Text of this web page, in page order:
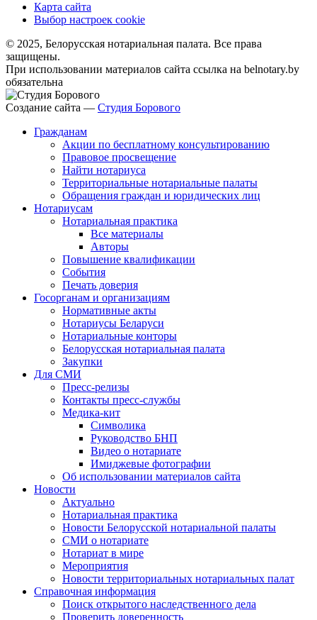
Карта сайта
Выбор настроек cookie
© 2025, Белорусская нотариальная палата. Все права
защищены.
При использовании материалов сайта ссылка на belnotary.by
обязательна
Создание сайта — Студия Борового
Гражданам
Акции по бесплатному консультированию
Правовое просвещение
Найти нотариуса
Территориальные нотариальные палаты
Обращения граждан и юридических лиц
Нотариусам
Нотариальная практика
Все материалы
Авторы
Повышение квалификации
События
Печать доверия
Госорганам и организациям
Нормативные акты
Нотариусы Беларуси
Нотариальные конторы
Белорусская нотариальная палата
Закупки
Для СМИ
Пресс-релизы
Контакты пресс-службы
Медика-кит
Символика
Руководство БНП
Видео о нотариате
Имиджевые фотографии
Об использовании материалов сайта
Новости
Актуально
Нотариальная практика
Новости Белорусской нотариальной палаты
СМИ о нотариате
Нотариат в мире
Мероприятия
Новости территориальных нотариальных палат
Справочная информация
Поиск открытого наследственного дела
Проверить доверенность